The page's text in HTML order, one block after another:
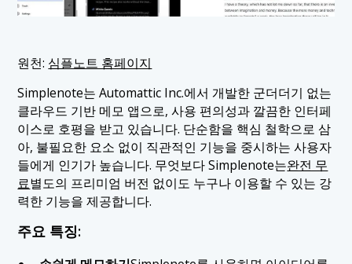
원천: 심플노트 홈페이지
Simplenote는 Automattic Inc.에서 개발한 군더더기 없는
클라우드 기반 메모 앱으로, 사용 편의성과 깔끔한 인터페
이스로 호평을 받고 있습니다. 단순함을 핵심 철학으로 삼
아, 불필요한 요소 없이 직관적인 기능을 중시하는 사용자
들에게 인기가 높습니다. 무엇보다 Simplenote는완전 무
료별도의 프리미엄 버전 없이도 누구나 이용할 수 있는 강
력한 기능을 제공합니다.
주요 특징: